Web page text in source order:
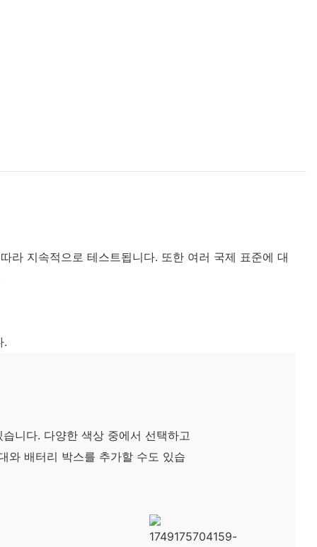
라 지속적으로 테스트됩니다. 또한 여러 국제 표준에 대
.
니다. 다양한 색상 중에서 선택하고
와 배터리 박스를 추가할 수도 있습